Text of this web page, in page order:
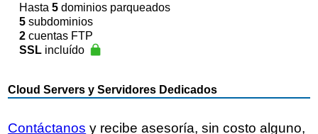
Hasta5 dominios parqueados
5 subdominios
2 cuentas FTP
SSL incluído
Cloud Servers y Servidores Dedicados
Contáctanos y recibe asesoría, sin costo alguno,